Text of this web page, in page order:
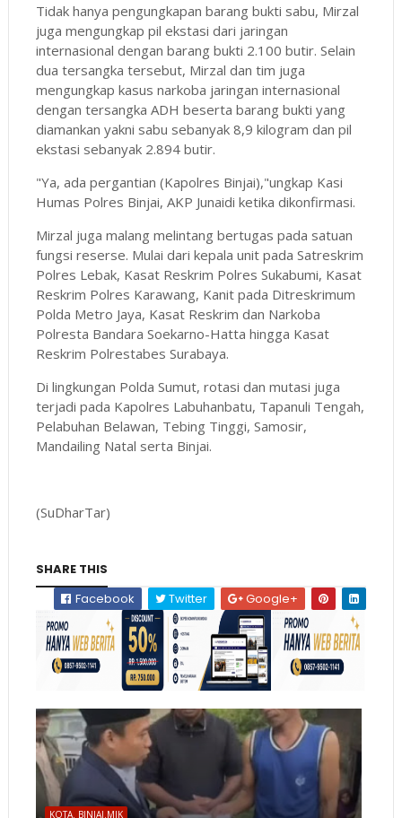
Tidak hanya pengungkapan barang bukti sabu, Mirzal
juga mengungkap pil ekstasi dari jaringan
internasional dengan barang bukti 2.100 butir. Selain
dua tersangka tersebut, Mirzal dan tim juga
mengungkap kasus narkoba jaringan internasional
dengan tersangka ADH beserta barang bukti yang
diamankan yakni sabu sebanyak 8,9 kilogram dan pil
ekstasi sebanyak 2.894 butir.
"Ya, ada pergantian (Kapolres Binjai),"ungkap Kasi
Humas Polres Binjai, AKP Junaidi ketika dikonfirmasi.
Mirzal juga malang melintang bertugas pada satuan
fungsi reserse. Mulai dari kepala unit pada Satreskrim
Polres Lebak, Kasat Reskrim Polres Sukabumi, Kasat
Reskrim Polres Karawang, Kanit pada Ditreskrimum
Polda Metro Jaya, Kasat Reskrim dan Narkoba
Polresta Bandara Soekarno-Hatta hingga Kasat
Reskrim Polrestabes Surabaya.
Di lingkungan Polda Sumut, rotasi dan mutasi juga
terjadi pada Kapolres Labuhanbatu, Tapanuli Tengah,
Pelabuhan Belawan, Tebing Tinggi, Samosir,
Mandailing Natal serta Binjai.
(SuDharTar)
SHARE THIS
Facebook
Twitter Google+
KOTA. BINJAI.MJK